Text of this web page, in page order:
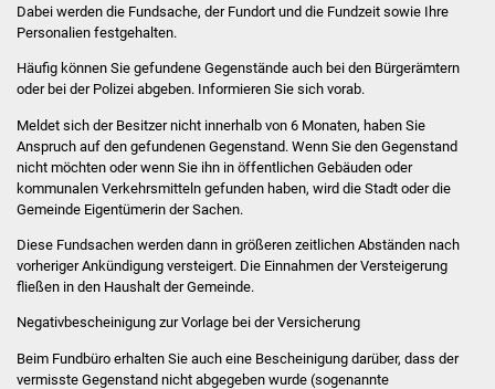
Schulen
Kindergärten
Kolping-Musikschule
Volkshochschule
Lokale Agenda
Jugendhaus
Dabei werden die Fundsache, der Fundort und die Fundzeit sowie Ihre
Personalien festgehalten.
Häufig können Sie gefundene Gegenstände auch bei den Bürgerämtern
oder bei der Polizei abgeben. Informieren Sie sich vorab.
Meldet sich der Besitzer nicht innerhalb von 6 Monaten, haben Sie
Anspruch auf den gefundenen Gegenstand. Wenn Sie den Gegenstand
nicht möchten oder wenn Sie ihn in öffentlichen Gebäuden oder
kommunalen Verkehrsmitteln gefunden haben, wird die Stadt oder die
Gemeinde Eigentümerin der Sachen.
Diese Fundsachen werden dann in größeren zeitlichen Abständen nach
vorheriger Ankündigung versteigert. Die Einnahmen der Versteigerung
fließen in den Haushalt der Gemeinde.
Negativbescheinigung zur Vorlage bei der Versicherung
Beim Fundbüro erhalten Sie auch eine Bescheinigung darüber, dass der
vermisste Gegenstand nicht abgegeben wurde (sogenannte